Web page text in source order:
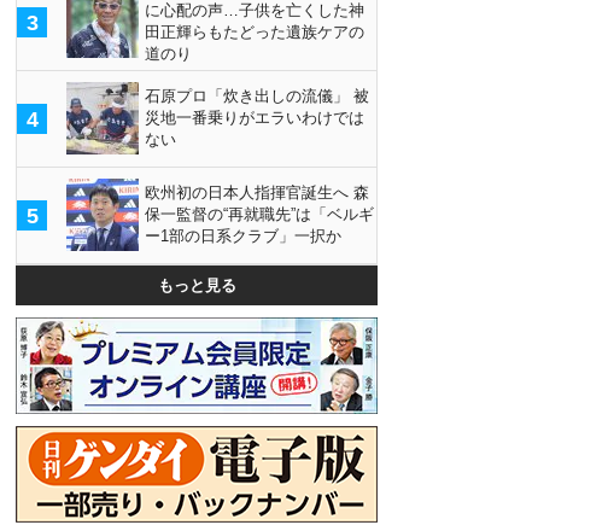
3
に心配の声…子供を亡くした神
田正輝らもたどった遺族ケアの
道のり
4
石原プロ「炊き出しの流儀」 被
災地一番乗りがエラいわけでは
ない
5
欧州初の日本人指揮官誕生へ 森
保一監督の“再就職先”は「ベルギ
ー1部の日系クラブ」一択か
もっと見る